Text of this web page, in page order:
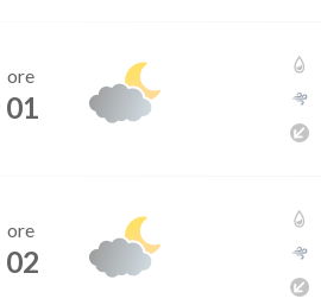
ore
01
ore
02